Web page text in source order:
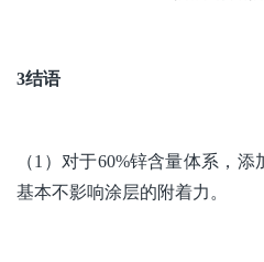
3结语
（1）对于60%锌含量体系，添
基本不影响涂层的附着力。